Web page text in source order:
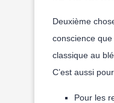
Deuxième
conscience
classique au
C’est aussi
Pour les